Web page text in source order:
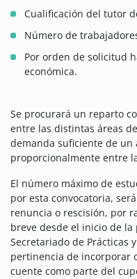
Cualificación del tutor
Número de
Por orden de solicitud
económica.
Se procurará un reparto
entre las distintas áreas
demanda suficiente de un
proporcionalmente entre
El número máximo de
por esta convocatoria,
renuncia o rescisión, por
breve desde el inicio de
Secretariado de Prácticas
pertinencia de incorporar
cuente como parte del